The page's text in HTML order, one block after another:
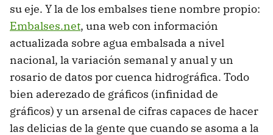
su eje. Y la de los embalses tiene nombre propio:
Embalses.net, una web con información
actualizada sobre agua embalsada a nivel
nacional, la variación semanal y anual y un
rosario de datos por cuenca hidrográfica. Todo
bien aderezado de gráficos (infinidad de
gráficos) y un arsenal de cifras capaces de hacer
las delicias de la gente que cuando se asoma a la